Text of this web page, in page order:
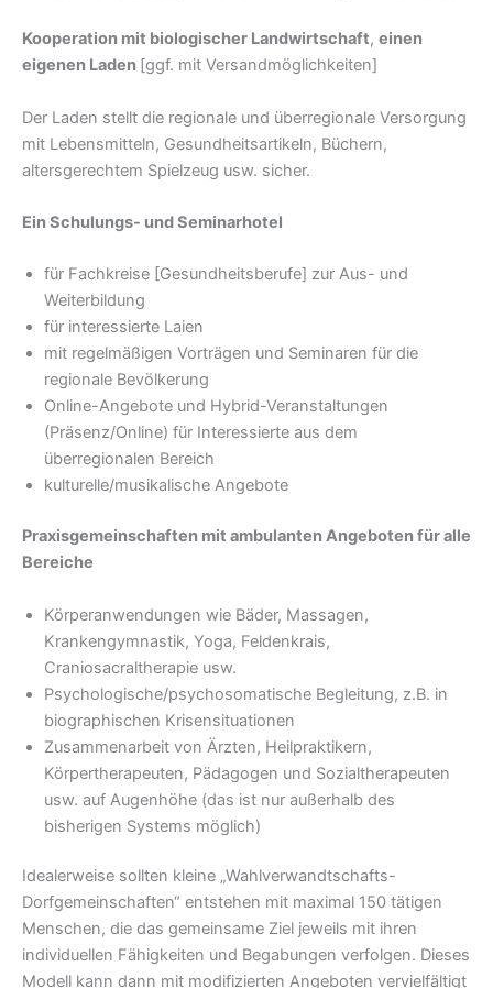
Kooperation mit biologischer Landwirtschaft, einen
eigenen Laden [ggf. mit Versandmöglichkeiten]
Der Laden stellt die regionale und überregionale Versorgung
mit Lebensmitteln, Gesundheitsartikeln, Büchern,
altersgerechtem Spielzeug usw. sicher.
Ein Schulungs- und Seminarhotel
für Fachkreise [Gesundheitsberufe] zur Aus- und
Weiterbildung
für interessierte Laien
mit regelmäßigen Vorträgen und Seminaren für die
regionale Bevölkerung
Online-Angebote und Hybrid-Veranstaltungen
(Präsenz/Online) für Interessierte aus dem
überregionalen Bereich
kulturelle/musikalische Angebote
Praxisgemeinschaften mit ambulanten Angebotenfüralle
Bereiche
Körperanwendungen wie Bäder, Massagen,
Krankengymnastik, Yoga, Feldenkrais,
Craniosacraltherapie usw.
Psychologische/psychosomatische Begleitung, z.B. in
biographischen Krisensituationen
Zusammenarbeit von Ärzten, Heilpraktikern,
Körpertherapeuten, Pädagogen und Sozialtherapeuten
usw. auf Augenhöhe (das ist nur außerhalb des
bisherigen Systems möglich)
Idealerweise sollten kleine „Wahlverwandtschafts-
Dorfgemeinschaften“ entstehen mit maxi­mal 150 tätigen
Menschen, die das gemeinsame Ziel jeweils mit ihren
individuellen Fähigkeiten und Begabungen verfolgen. Dieses
Modell kann dann mit modifizierten Angeboten vervielfältigt